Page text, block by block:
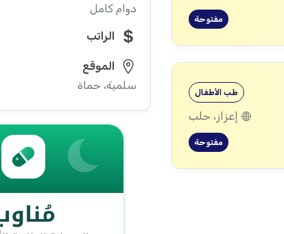
مفتوحة
طب الأطفال
إعزاز، حلب
مفتوحة
دوام كامل
الراتب
الموقع
سلمية، حماة